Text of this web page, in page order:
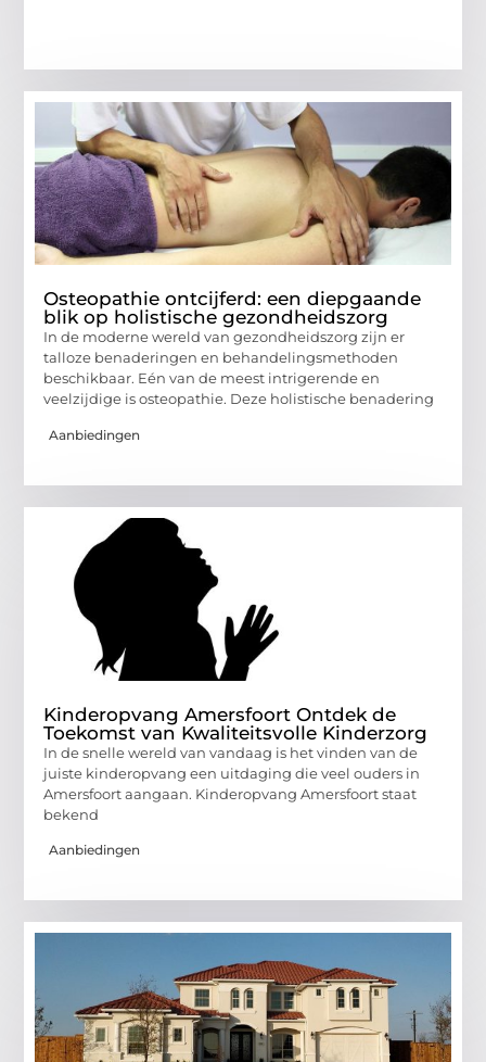
Osteopathie ontcijferd: een diepgaande
blik op holistische gezondheidszorg
In de moderne wereld van gezondheidszorg zijn er
talloze benaderingen en behandelingsmethoden
beschikbaar. Eén van de meest intrigerende en
veelzijdige is osteopathie. Deze holistische benadering
Aanbiedingen
Kinderopvang Amersfoort Ontdek de
Toekomst van Kwaliteitsvolle Kinderzorg
In de snelle wereld van vandaag is het vinden van de
juiste kinderopvang een uitdaging die veel ouders in
Amersfoort aangaan. Kinderopvang Amersfoort staat
bekend
Aanbiedingen